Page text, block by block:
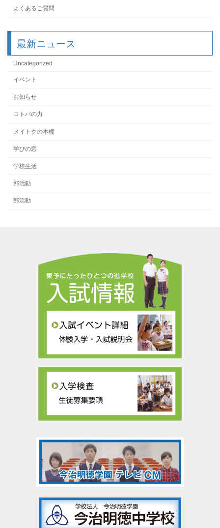
よくあるご質問
最新ニュース
Uncategorized
イベント
お知らせ
コトバの力
メイトクの本棚
学びの窓
学校生活
部活動
部活動